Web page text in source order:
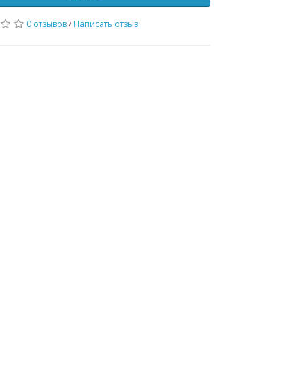
0 отзывов/ Написать отзыв